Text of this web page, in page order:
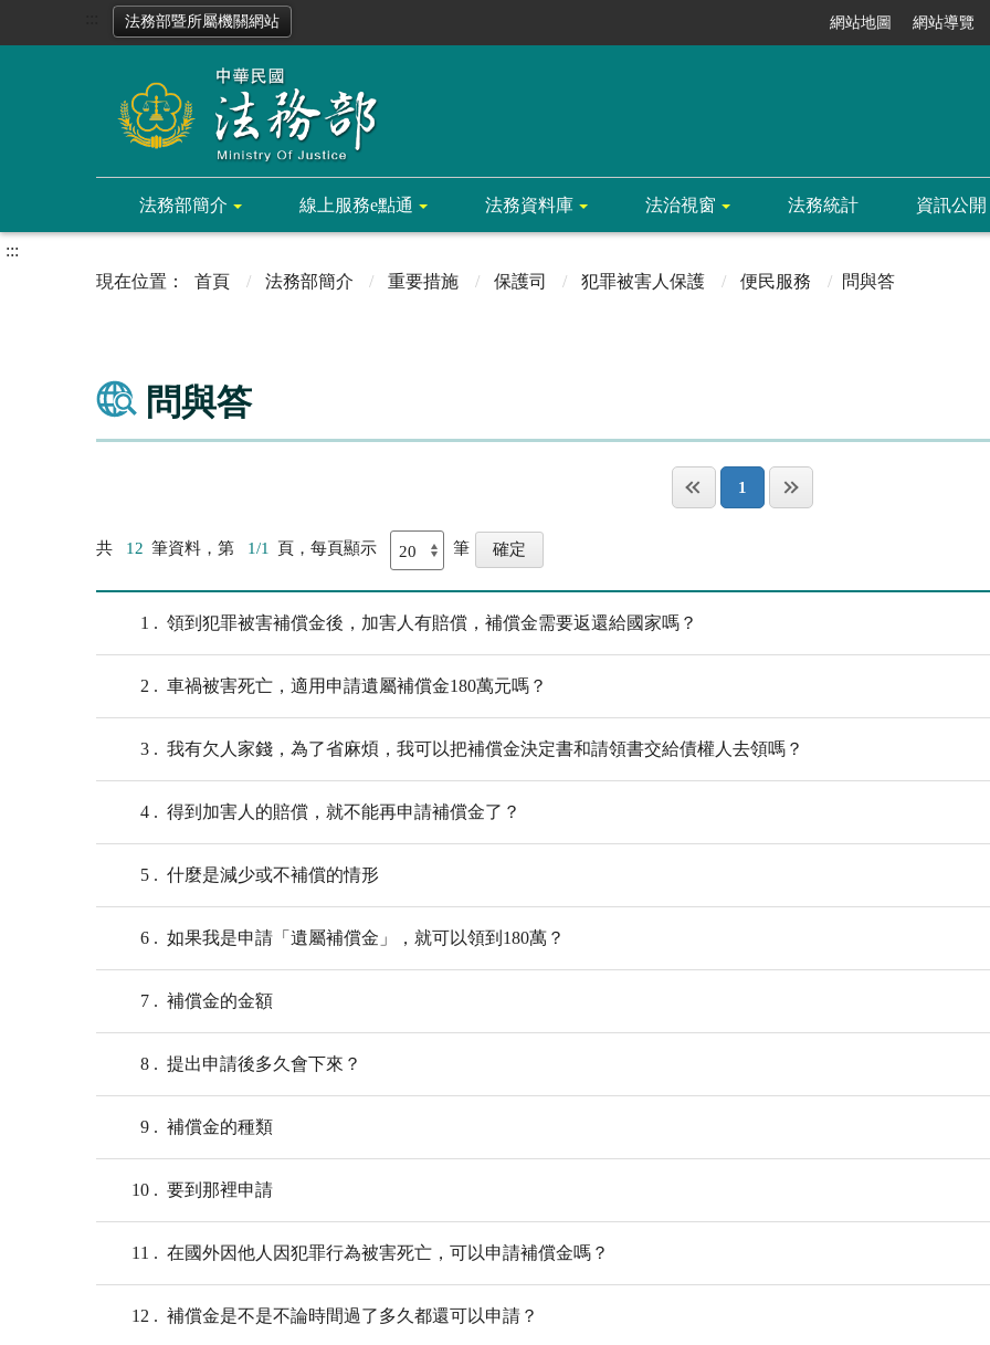
法務部暨所屬機關網站 網站地圖 網站導覽
法務部簡介 線上服務e點通 法務資料庫 法治視窗 法務統計 資訊公開
:::
首頁
法務部簡介 重要措施 保護司 犯罪被害人保護 便民服務 問與答
問與答
1
共 12 筆資料，第 1/1 頁，每頁顯示 筆
1 領到犯罪被害補償金後，加害人有賠償，補償金需要返還給國家嗎？
2 車禍被害死亡，適用申請遺屬補償金180萬元嗎？
3 我有欠人家錢，為了省麻煩，我可以把補償金決定書和請領書交給債權人去領嗎？
4 得到加害人的賠償，就不能再申請補償金了？
5 什麼是減少或不補償的情形
6 如果我是申請「遺屬補償金」，就可以領到180萬？
7 補償金的金額
8 提出申請後多久會下來？
9 補償金的種類
10 要到那裡申請
11 在國外因他人因犯罪行為被害死亡，可以申請補償金嗎？
12 補償金是不是不論時間過了多久都還可以申請？